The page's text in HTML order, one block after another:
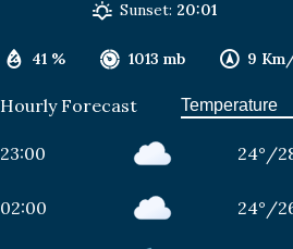
41 % 1013 mb 9
Sunset: 20:01
Hourly Forecast
23:00 24° /
02:00 24° /